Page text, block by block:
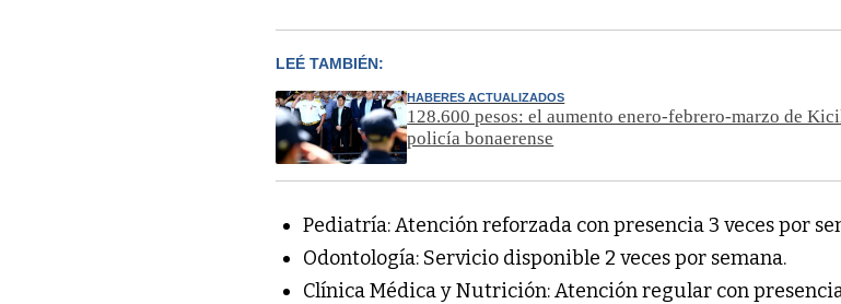
LEÉ TAMBIÉN:
HABERES ACTUALIZADOS
128.600 pesos: el aumento enero-febrero-marzo de
policía bonaerense
Pediatría: Atención reforzada con presencia 3 veces por
Odontología: Servicio disponible 2 veces por semana.
Clínica Médica y Nutrición: Atención regular con